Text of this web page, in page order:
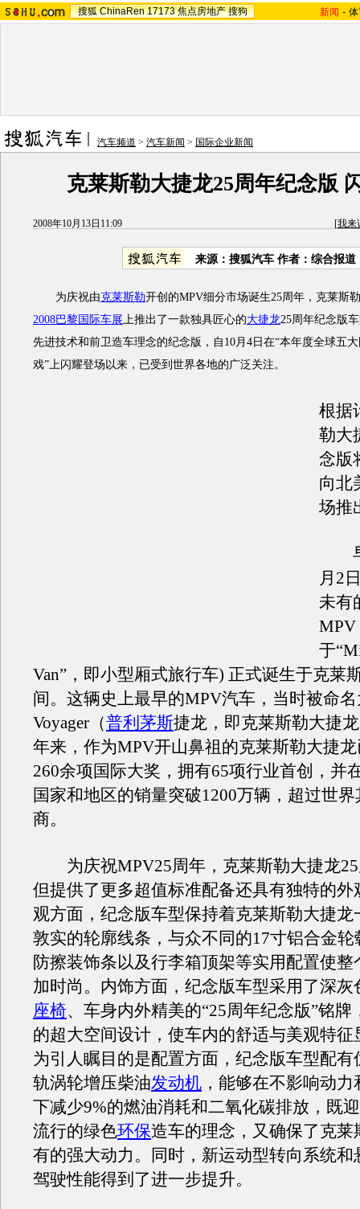
搜狐 ChinaRen 17173 焦点房地产 搜狗 新闻 -
汽车频道 > 汽车新闻 > 国际企业新闻
克莱斯勒大捷龙25周年纪念版
2008年10月13日11:09 [我来
来源：搜狐汽车 作者：综合报道
为庆祝由克莱斯勒开创的MPV细分市场诞生25周年，克莱斯
2008巴黎国际车展上推出了一款独具匠心的大捷龙25周年纪念版
先进技术和前卫造车理念的纪念版，自10月4日在“本年度全球五
戏”上闪耀登场以来，已受到世界各地的广泛关注。
根据
勒大
念版
向北
场推
早
月2
未
MPV
于
Van”，即小型厢式旅行车) 正式诞生于克莱
间。这辆史上最早的MPV汽车，当时被命名
Voyager（普利茅斯捷龙，即克莱斯勒大捷
年来，作为MPV开山鼻祖的克莱斯勒大捷
260余项国际大奖，拥有65项行业首创，并
国家和地区的销量突破1200万辆，超过世
商。
为庆祝MPV25周年，克莱斯勒大捷龙25
但提供了更多超值标准配备还具有独特的外
观方面，纪念版车型保持着克莱斯勒大捷龙
敦实的轮廓线条，与众不同的17寸铝合金
防擦装饰条以及行李箱顶架等实用配置使整
加时尚。内饰方面，纪念版车型采用了深灰
座椅、车身内外精美的“25周年纪念版”铭牌
的超大空间设计，使车内的舒适与美观特征
为引人瞩目的是配置方面，纪念版车型配有
轨涡轮增压柴油发动机 ，能够在不影响动
下减少9%的燃油消耗和二氧化碳排放，既
流行的绿色环保造车的理念，又确保了克莱
有的强大动力。同时，新运动型转向系统和
驾驶性能得到了进一步提升。